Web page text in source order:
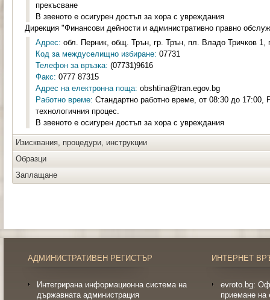
прекъсване
В звеното е осигурен достъп за хора с увреждания
Дирекция "Финансови дейности и административно правно
Адрес: обл. Перник, общ. Трън, гр. Трън, пл. Владо Тричков 1,
Код за междуселищно избиране: 07731
Телефон за връзка: (07731)9616
Факс: 0777 87315
Адрес на електронна поща: obshtina@tran.egov.bg
Работно време: Стандартно работно време, от 08:30 до 17:00,
технологичния процес.
В звеното е осигурен достъп за хора с увреждания
Изисквания, процедури, инструкции
Образци
Заплащане
АДМИНИСТРАТИВЕН РЕГИСТЪР
Интегрирана информационна система на
държавната администрация
ИНТЕРНЕТ
evroto.bg:
приемане на